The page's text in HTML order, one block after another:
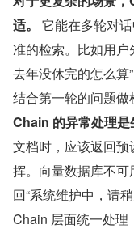
适。
它能在多轮对
准的检索。比如用户
去年没休完的怎么算
结合第一轮的问题做
Chain 的异常处理是
文档时，应该返回
挥。向量数据库不
回“系统维护中，请
Chain 层面统一处理